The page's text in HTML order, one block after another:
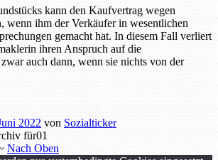
kann den Kaufvertrag wegen
wenn ihm der Verkäufer in wesentlichen
gemacht hat. In diesem Fall verliert
ihren Anspruch auf die
auch dann, wenn sie nichts von der
2022 von Sozialticker
für01
Nach Oben